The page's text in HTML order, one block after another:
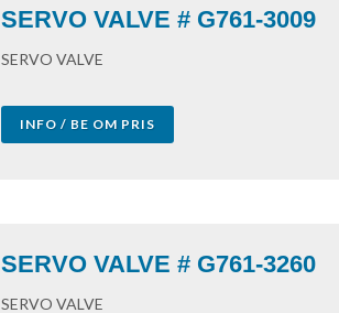
SERVO VALVE # G761-3009
SERVO VALVE
INFO / BE OM PRIS
SERVO VALVE # G761-3260
SERVO VALVE